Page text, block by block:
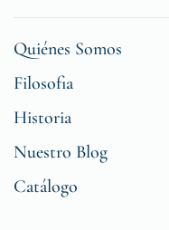
Quiénes Somos
Filosofia
Historia
Nuestro Blog
Catálogo